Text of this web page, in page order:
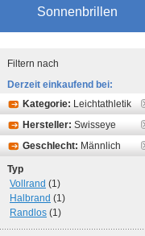
Sonnenbrillen
Filtern nach
Derzeit einkaufend bei:
Kategorie: Leichtathletik
Hersteller: Swisseye
Geschlecht: Männlich
Typ
Vollrand (1)
Halbrand (1)
Randlos (1)